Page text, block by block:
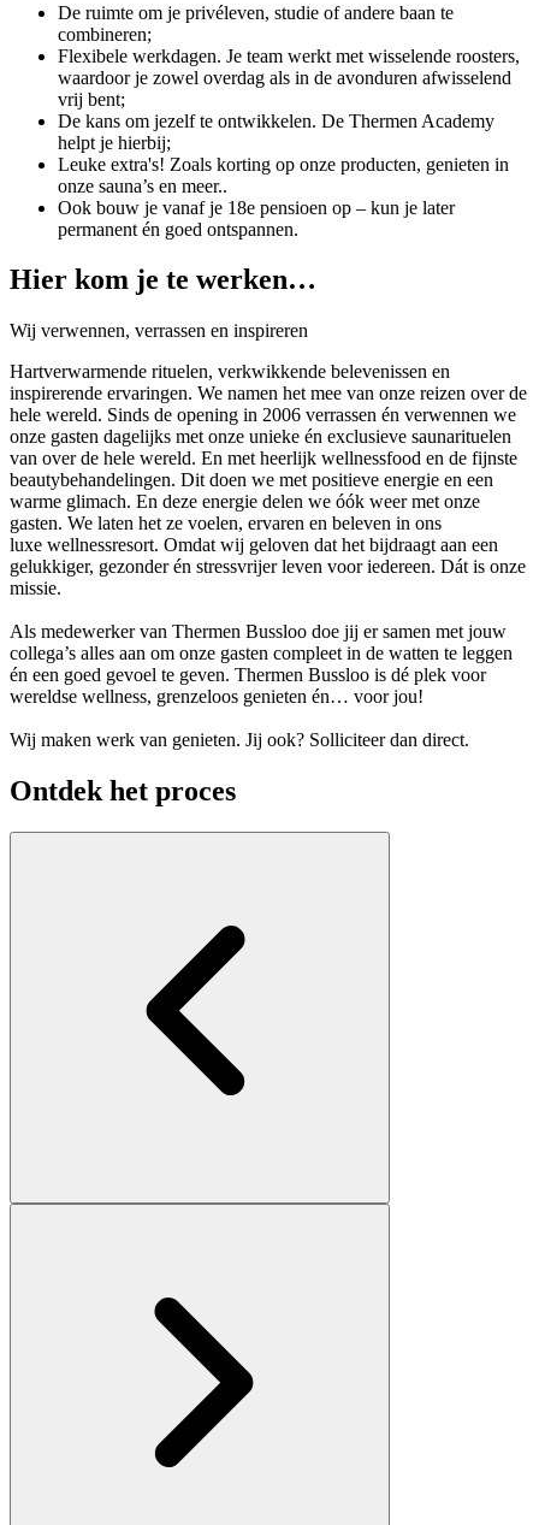
De ruimte om je privéleven, studie of andere baan te
combineren;
Flexibele werkdagen. Je team werkt met wisselende roosters,
waardoor je zowel overdag als in de avonduren afwisselend
vrij bent;
De kans om jezelf te ontwikkelen. De Thermen Academy
helpt je hierbij;
Leuke extra's! Zoals korting op onze producten, genieten in
onze sauna’s en meer..
Ook bouw je vanaf je 18e pensioen op – kun je later
permanent én goed ontspannen.
Hier kom je te werken…
Wij verwennen, verrassen en inspireren
Hartverwarmende rituelen, verkwikkende belevenissen en
inspirerende ervaringen. We namen het mee van onze reizen over de
hele wereld. Sinds de opening in 2006 verrassen én verwennen we
onze gasten dagelijks met onze unieke én exclusieve saunarituelen
van over de hele wereld. En met heerlijk wellnessfood en de fijnste
beautybehandelingen. Dit doen we met positieve energie en een
warme glimach. En deze energie delen we óók weer met onze
gasten. We laten het ze voelen, ervaren en beleven in ons
luxe wellnessresort. Omdat wij geloven dat het bijdraagt aan een
gelukkiger, gezonder én stressvrijer leven voor iedereen. Dát is onze
missie.
Als medewerker van Thermen Bussloo doe jij er samen met jouw
collega’s alles aan om onze gasten compleet in de watten te leggen
én een goed gevoel te geven. Thermen Bussloo is dé plek voor
wereldse wellness, grenzeloos genieten én… voor jou!
Wij maken werk van genieten. Jij ook? Solliciteer dan direct.
Ontdek het proces